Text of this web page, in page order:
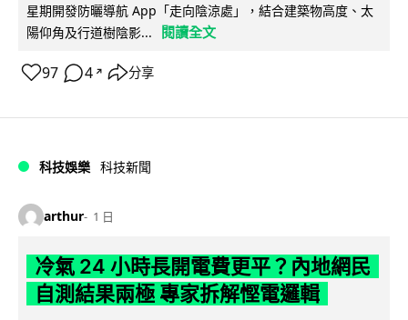
星期開發防曬導航 App「走向陰涼處」，結合建築物高度、太
陽仰角及行道樹陰影...
閱讀全文
97 4 ↗ 分享
科技娛樂 科技新聞
arthur 1 日
冷氣 24 小時長開電費更平？內地網民
自測結果兩極 專家拆解慳電邏輯